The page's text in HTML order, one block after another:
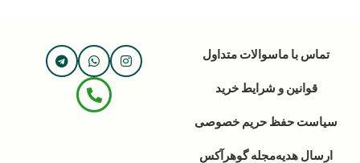
تماس با ماسوالات متداول
قوانین و شرایط خرید
سیاست حفظ حریم خصوصی
ارسال هدیهمجله گوهرآکس